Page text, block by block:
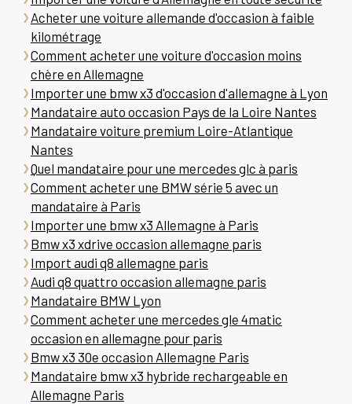
Acheter une voiture allemande d'occasion à faible
kilométrage
Comment acheter une voiture d'occasion moins
chère en Allemagne
Importer une bmw x3 d'occasion d'allemagne à Lyon
Mandataire auto occasion Pays de la Loire Nantes
Mandataire voiture premium Loire-Atlantique
Nantes
Quel mandataire pour une mercedes glc à paris
Comment acheter une BMW série 5 avec un
mandataire à Paris
Importer une bmw x3 Allemagne à Paris
Bmw x3 xdrive occasion allemagne paris
Import audi q8 allemagne paris
Audi q8 quattro occasion allemagne paris
Mandataire BMW Lyon
Comment acheter une mercedes gle 4matic
occasion en allemagne pour paris
Bmw x3 30e occasion Allemagne Paris
Mandataire bmw x3 hybride rechargeable en
Allemagne Paris